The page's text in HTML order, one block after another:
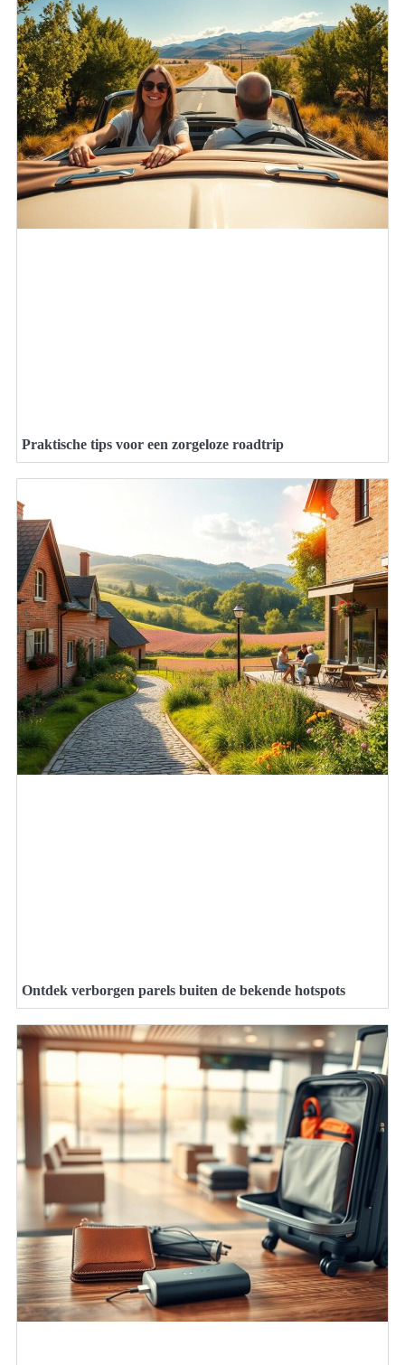
Praktische tips voor een zorgeloze roadtrip
Ontdek verborgen parels buiten de bekende hotspots